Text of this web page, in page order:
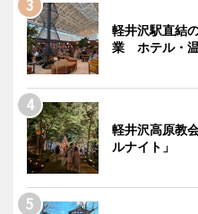
軽井沢駅直結
業 ホテル・
軽井沢高原教
ルナイト」